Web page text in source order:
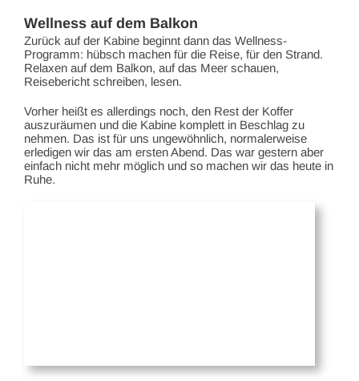
Wellness auf dem Balkon
Zurück auf der Kabine beginnt dann das Wellness-
Programm: hübsch machen für die Reise, für den Strand.
Relaxen auf dem Balkon, auf das Meer schauen,
Reisebericht schreiben, lesen.
Vorher heißt es allerdings noch, den Rest der Koffer
auszuräumen und die Kabine komplett in Beschlag zu
nehmen. Das ist für uns ungewöhnlich, normalerweise
erledigen wir das am ersten Abend. Das war gestern aber
einfach nicht mehr möglich und so machen wir das heute in
Ruhe.